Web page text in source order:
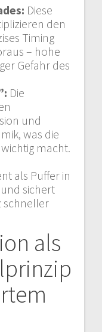
Diese
den
Timing
– hohe
Gefahr des
Die
und
was die
macht.
als Puffer in
sichert
schneller
als